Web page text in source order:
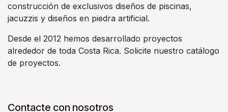
construcción de exclusivos diseños de piscinas,
jacuzzis y diseños en piedra artificial.
Desde el 2012 hemos desarrollado proyectos
alrededor de toda Costa Rica. Solicite nuestro catálogo
de proyectos.
Contacte con nosotros